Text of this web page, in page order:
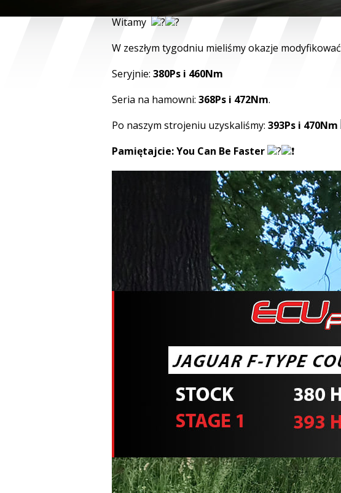
VinaGecko.com
Witamy
W zeszłym tygodniu mieliśmy okazje modyfikować
Seryjnie: 380Ps i 460Nm
Seria na hamowni: 368Ps i 472Nm.
Po naszym strojeniu uzyskaliśmy: 393Ps i 470Nm
Pamiętajcie: You Can Be Faster